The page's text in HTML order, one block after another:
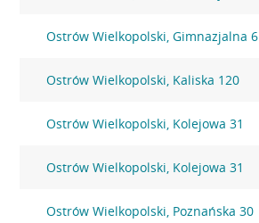
Ostrów Wielkopolski, Gimnazjalna 6
Ostrów Wielkopolski, Kaliska 120
Ostrów Wielkopolski, Kolejowa 31
Ostrów Wielkopolski, Kolejowa 31
Ostrów Wielkopolski, Poznańska 30